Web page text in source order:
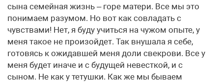
сына семейная жизнь – горе матери. Все мы это
понимаем разумом. Но вот как совладать с
чувствами! Нет, я буду учиться на чужом опыте, у
меня такое не произойдет. Так внушала я себе,
готовясь к ожидавшей меня доли свекрови. Все у
меня будет иначе и с будущей невесткой, и с
сыном. Не как у тетушки. Как же мы бываем